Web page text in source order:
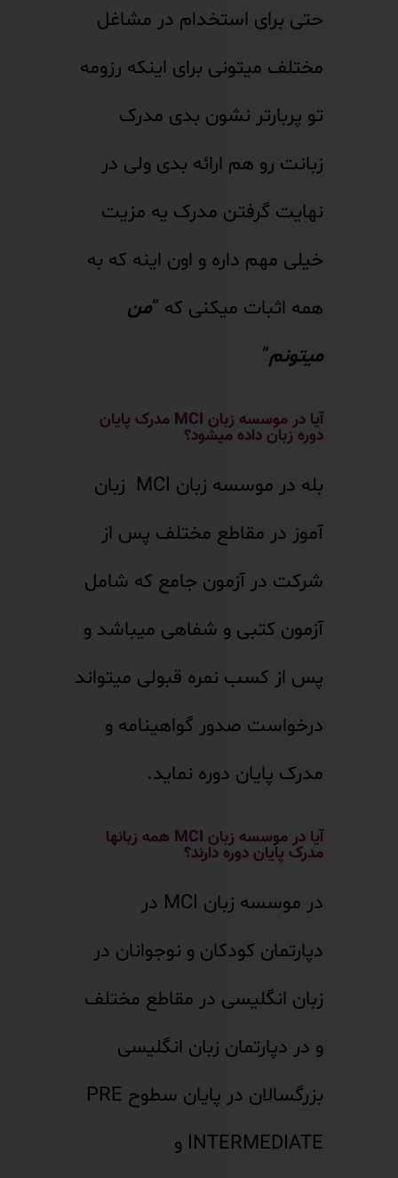
حتی برای استخدام در مشاغل
مختلف میتونی برای اینکه رزومه
تو پربارتر نشون بدی مدرک
زبانت رو هم ارائه بدی ولی در
نهایت گرفتن مدرک یه مزیت
خیلی مهم داره و اون اینه که به
همه اثبات میکنی که “من
میتونم”
آیا در موسسه زبان MCI مدرک پایان
دوره زبان داده میشود؟
بله در موسسه زبان MCI زبان
آموز در مقاطع مختلف پس از
شرکت در آزمون جامع که شامل
آزمون کتبی و شفاهی میباشد و
پس از کسب نمره قبولی میتواند
درخواست صدور گواهینامه و
مدرک پایان دوره نماید.
آیا در موسسه زبان MCI همه زبانها
مدرک پایان دوره دارند؟
در موسسه زبان MCI در
دپارتمان کودکان و نوجوانان در
زبان انگلیسی در مقاطع مختلف
و در دپارتمان زبان انگلیسی
بزرگسالان در پایان سطوح PRE
INTERMEDIATE و